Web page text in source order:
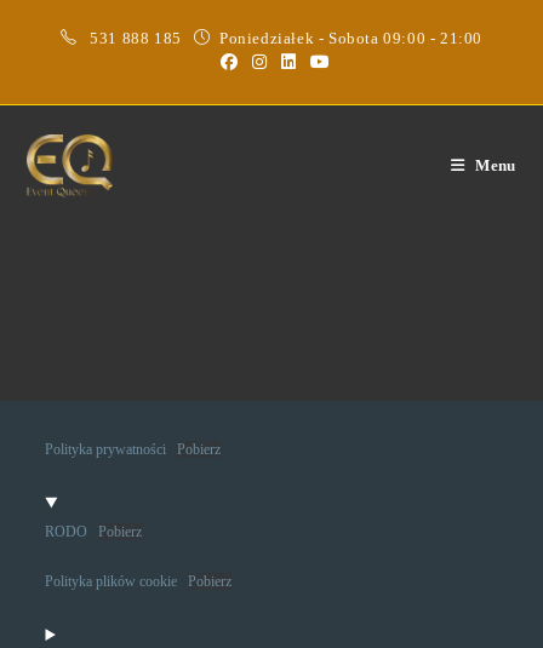
531 888 185 Poniedziałek - Sobota 09:00 - 21:00
Menu
Obecnie nie ma żadnych postów opublikowanych w tej
Polityka prywatności Pobierz
RODO Pobierz
Polityka plików cookie Pobierz